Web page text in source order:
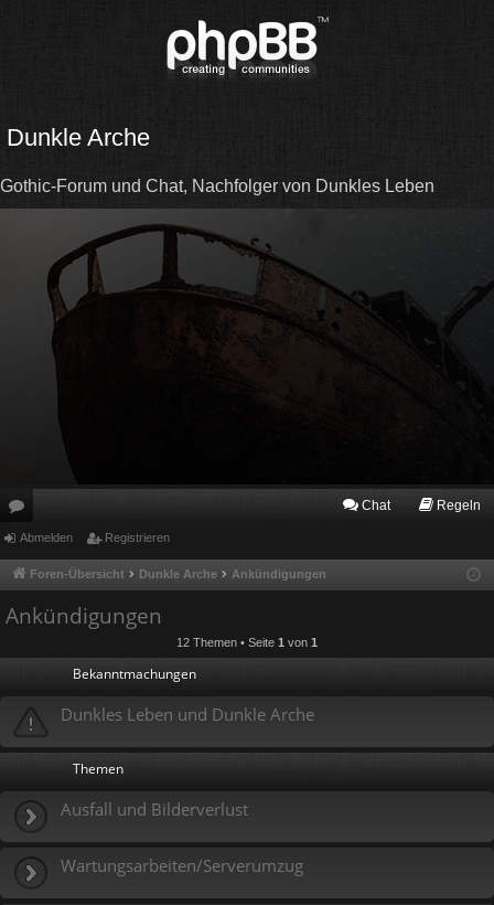
Dunkle Arche
Gothic-Forum und Chat, Nachfolger von Dunkles Leben
or
en
Chat Regeln
Abmelden Registrieren
Foren-Übersicht Dunkle Arche Ankündigungen
Ankündigungen
12 Themen • Seite 1 von 1
Bekanntmachungen
Dunkles Leben und Dunkle Arche
Themen
Ausfall und Bilderverlust
Wartungsarbeiten/Serverumzug